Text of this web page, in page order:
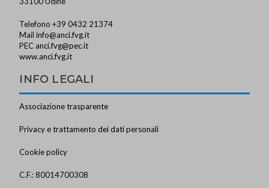
Telefono +39 0432 21374
Mailinfo@anci.fvg.it
PEC anci.fvg@pec.it
www.anci.fvg.it
INFO LEGALI
Associazione trasparente
Privacy e trattamento dei dati personali
Cookie policy
C.F.: 80014700308